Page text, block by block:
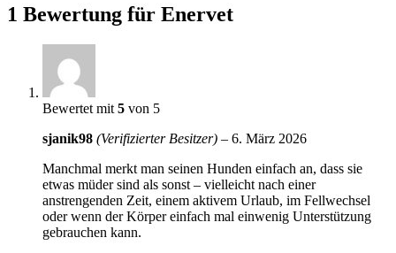
1 Bewertung für Enervet
Bewertet mit 5 von 5
sjanik98 (Verifizierter Besitzer) – 6. März 2026
Manchmal merkt man seinen Hunden einfach an, dass sie
etwas müder sind als sonst – vielleicht nach einer
anstrengenden Zeit, einem aktivem Urlaub, im Fellwechsel
oder wenn der Körper einfach mal einwenig Unterstützung
gebrauchen kann.